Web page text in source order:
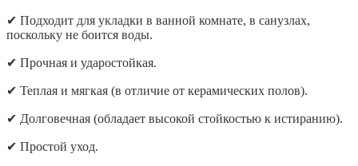
✔ Подходит для укладки в ванной комнате, в санузлах,
поскольку не боится воды.
✔ Прочная и ударостойкая.
✔ Теплая и мягкая (в отличие от керамических полов).
✔ Долговечная (обладает высокой стойкостью к истиранию).
✔ Простой уход.